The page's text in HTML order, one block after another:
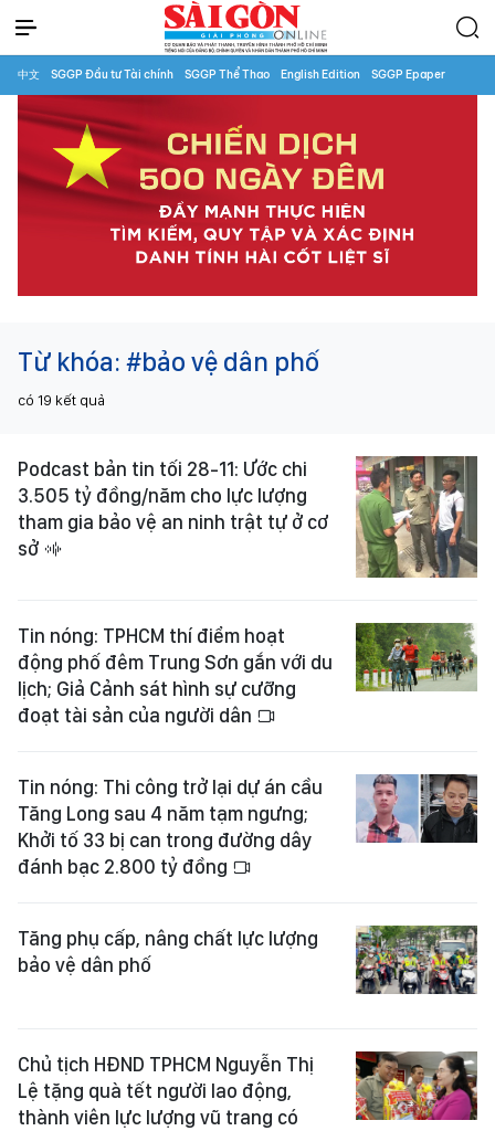
中文 SGGP Đầu tư Tài chính SGGP Thể Thao English Edition SGGP Epaper
Từ khóa: #bảo vệ dân phố
có 19 kết quả
Podcast bản tin tối 28-11: Ước chi
3.505 tỷ đồng/năm cho lực lượng
tham gia bảo vệ an ninh trật tự ở cơ
sở
Tin nóng: TPHCM thí điểm hoạt
động phố đêm Trung Sơn gắn với du
lịch; Giả Cảnh sát hình sự cưỡng
đoạt tài sản của người dân
Tin nóng: Thi công trở lại dự án cầu
Tăng Long sau 4 năm tạm ngưng;
Khởi tố 33 bị can trong đường dây
đánh bạc 2.800 tỷ đồng
Tăng phụ cấp, nâng chất lực lượng
bảo vệ dân phố
Chủ tịch HĐND TPHCM Nguyễn Thị
Lệ tặng quà tết người lao động,
thành viên lực lượng vũ trang có